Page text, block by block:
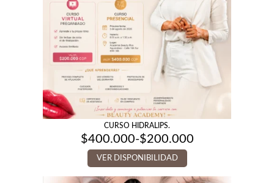
CURSO HIDRALIPS.
$200.000
-
$400.000
Rango
de
precios:
desde
$200.000
VER DISPONIBILIDAD